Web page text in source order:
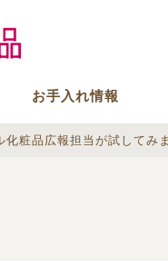
お手入れ情報
粧品広報担当が試してみ